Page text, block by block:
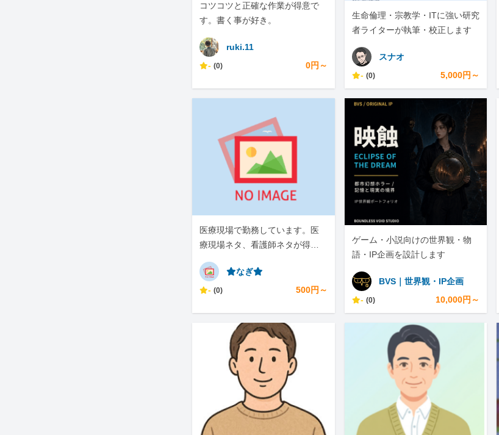
コツコツと正確な作業が得意で
す。書く事が好き。
ruki.11
- (0) 0円～
生命倫理・宗教学・ITに強い研究
者ライターが執筆・校正します
スナオ
- (0) 5,000円～
医療現場で勤務しています。医
療現場ネタ、看護師ネタが得意
⭐︎なぎ⭐︎
- (0) 500円～
ゲーム・小説向けの世界観・物
語・IP企画を設計します
BVS｜世界観・IP企画
- (0) 10,000円～